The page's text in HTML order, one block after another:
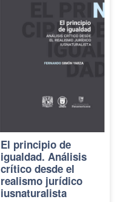
El principio de
igualdad. Análisis
crítico desde el
realismo jurídico
iusnaturalista